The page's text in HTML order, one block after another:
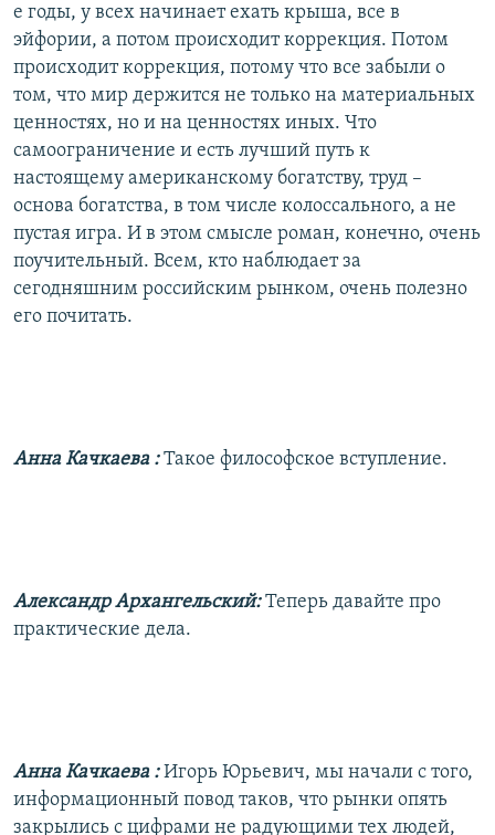
е годы, у всех начинает ехать крыша, все в
эйфории, а потом происходит коррекция. Потом
происходит коррекция, потому что все забыли о
том, что мир держится не только на материальных
ценностях, но и на ценностях иных. Что
самоограничение и есть лучший путь к
настоящему американскому богатству, труд –
основа богатства, в том числе колоссального, а не
пустая игра. И в этом смысле роман, конечно, очень
поучительный. Всем, кто наблюдает за
сегодняшним российским рынком, очень полезно
его почитать.
Анна Качкаева : Такое философское вступление.
Александр Архангельский: Теперь давайте про
практические дела.
Анна Качкаева : Игорь Юрьевич, мы начали с того,
информационный повод таков, что рынки опять
закрылись с цифрами не радующими тех людей,